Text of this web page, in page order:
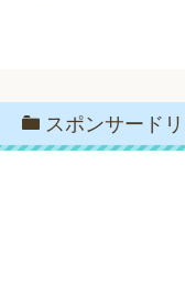
スポンサード